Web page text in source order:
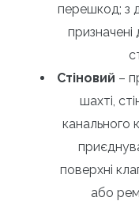
перешкод; з
призначені
Стіновий –
шахті,
канального
поверхні
або